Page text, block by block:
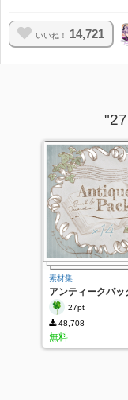
いいね！ 14,721
素材集
アンティークパッ
27pt
48,708
無料